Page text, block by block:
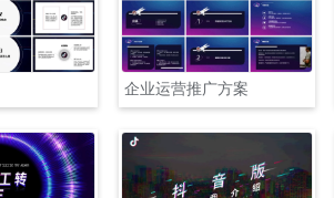
企业运营推广方案